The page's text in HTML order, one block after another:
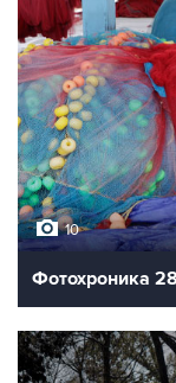
10
Фотохроника